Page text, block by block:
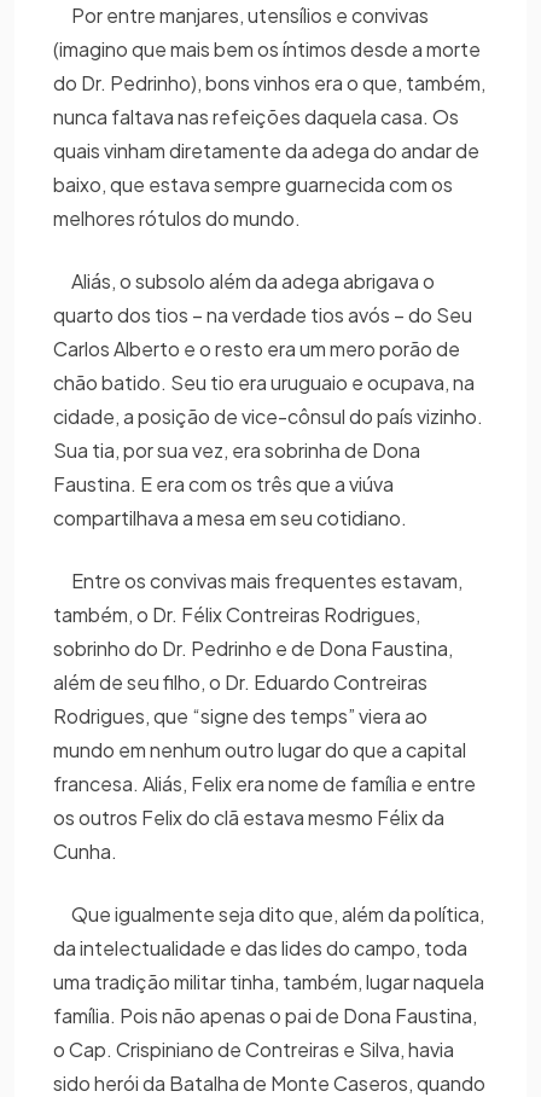
Por entre manjares, utensílios e convivas
(imagino que mais bem os íntimos desde a morte
do Dr. Pedrinho), bons vinhos era o que, também,
nunca faltava nas refeições daquela casa. Os
quais vinham diretamente da adega do andar de
baixo, que estava sempre guarnecida com os
melhores rótulos do mundo.
Aliás, o subsolo além da adega abrigava o
quarto dos tios – na verdade tios avós – do Seu
Carlos Alberto e o resto era um mero porão de
chão batido. Seu tio era uruguaio e ocupava, na
cidade, a posição de vice-cônsul do país vizinho.
Sua tia, por sua vez, era sobrinha de Dona
Faustina. E era com os três que a viúva
compartilhava a mesa em seu cotidiano.
Entre os convivas mais frequentes estavam,
também, o Dr. Félix Contreiras Rodrigues,
sobrinho do Dr. Pedrinho e de Dona Faustina,
além de seu filho, o Dr. Eduardo Contreiras
Rodrigues, que “signe des temps” viera ao
mundo em nenhum outro lugar do que a capital
francesa. Aliás, Felix era nome de família e entre
os outros Felix do clã estava mesmo Félix da
Cunha.
Que igualmente seja dito que, além da política,
da intelectualidade e das lides do campo, toda
uma tradição militar tinha, também, lugar naquela
família. Pois não apenas o pai de Dona Faustina,
o Cap. Crispiniano de Contreiras e Silva, havia
sido herói da Batalha de Monte Caseros, quando